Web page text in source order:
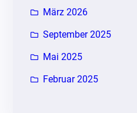
März 2026
September 2025
Mai 2025
Februar 2025